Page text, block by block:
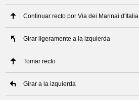
Continuar recto por Via dei Marinai d'Italia
Girar ligeramente a la izquierda
Tomar recto
Girar a la izquierda